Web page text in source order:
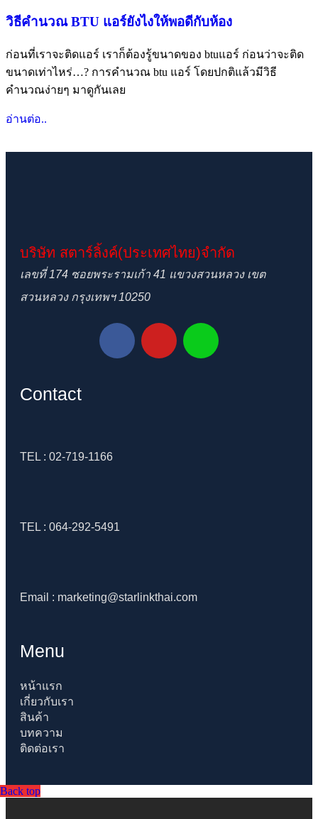
วิธีคำนวณ BTU แอร์ยังไงให้พอดีกับห้อง
ก่อนที่เราจะติดแอร์ เราก็ต้องรู้ขนาดของ btuแอร์ ก่อนว่าจะติด
ขนาดเท่าไหร่…? การคำนวณ btu แอร์ โดยปกติแล้วมีวิธี
คำนวณง่ายๆ มาดูกันเลย
อ่านต่อ..
บริษัท สตาร์ลิ้งค์(ประเทศไทย)จำกัด
เลขที่ 174 ซอยพระรามเก้า 41 แขวงสวนหลวง เขต
สวนหลวง กรุงเทพฯ 10250
Contact
TEL : 02-719-1166
TEL : 064-292-5491
Email : marketing@starlinkthai.com
Menu
หน้าแรก
เกี่ยวกับเรา
สินค้า
บทความ
ติดต่อเรา
Back top